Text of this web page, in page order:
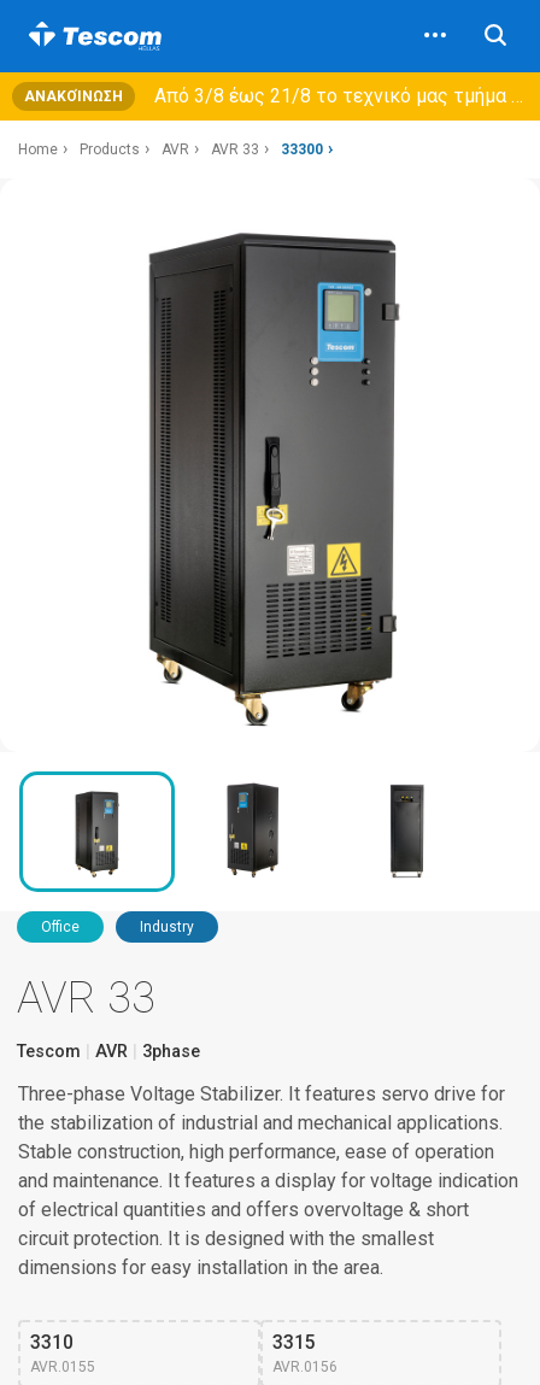
ΑΝΑΚΟΊΝΩΣΗ Από 3/8 έως 21/8 τo τεχνικό μας τμήμα θα εξυπηρετεί μόνο συμβόλαια συντήρησης και όχι νέες παραλαβές →
Home Products AVR AVR 33 33300
Office Industry
AVR 33
Tescom AVR 3phase
Three-phase Voltage Stabilizer. It features servo drive for
the stabilization of industrial and mechanical applications.
Stable construction, high performance, ease of operation
and maintenance. It features a display for voltage indication
of electrical quantities and offers overvoltage & short
circuit protection. It is designed with the smallest
dimensions for easy installation in the area.
3310
AVR.0155
3315
AVR.0156